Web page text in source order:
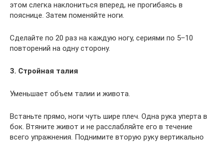
этом слегка наклониться вперед, не прогибаясь в
пояснице. Затем поменяйте ноги.
Сделайте по 20 раз на каждую ногу, сериями по 5–10
повторений на одну сторону.
3. Стройная талия
Уменьшает объем талии и живота.
Встаньте прямо, ноги чуть шире плеч. Одна рука уперта в
бок. Втяните живот и не расслабляйте его в течение
всего упражнения. Поднимите вторую руку вертикально